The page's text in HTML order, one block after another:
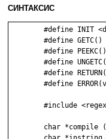
СИНТАКСИС